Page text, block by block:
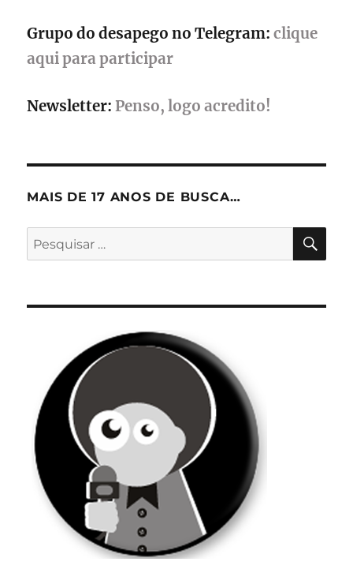
Grupo do desapego no Telegram: clique
aqui para participar
Newsletter: Penso, logo acredito!
MAIS DE 17 ANOS DE BUSCA…
Pesquisar
por: